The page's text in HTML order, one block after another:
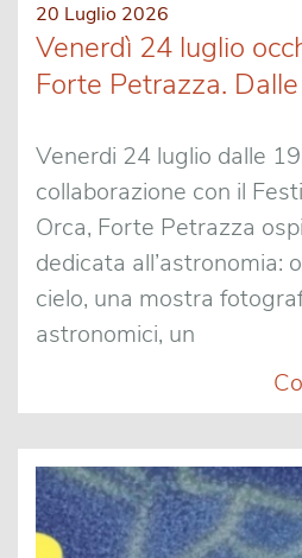
20 Luglio 2026
Venerdì 24 luglio
Forte Petrazza.
Venerdi 24 luglio dalle
collaborazione con il
Orca, Forte Petrazza
dedicata all’astronomia:
cielo, una mostra
astronomici, un